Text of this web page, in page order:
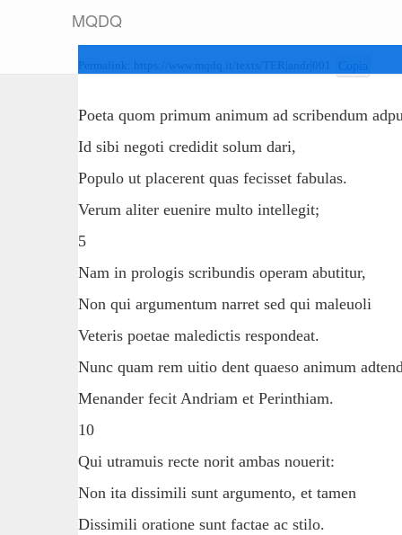
MQDQ
Poeta quom primum animum ad scribendum
Id sibi negoti credidit solum dari,
Populo ut placerent quas fecisset fabulas.
Verum aliter euenire multo intellegit;
5
Nam in prologis scribundis operam abutitur,
Non qui argumentum narret sed qui maleuoli
Veteris poetae maledictis respondeat.
Nunc quam rem uitio dent quaeso animum
Menander fecit Andriam et Perinthiam.
10
Qui utramuis recte norit ambas nouerit:
Non ita dissimili sunt argumento, et tamen
Dissimili oratione sunt factae ac stilo.